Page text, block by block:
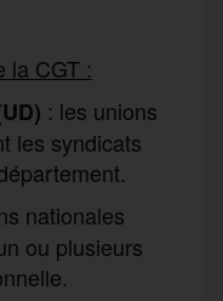
la CGT :
: les unions
les syndicats
nationales
ou plusieurs